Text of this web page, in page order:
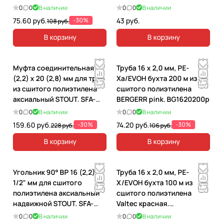
0 0 В наличии
75.60 руб.108 руб. -30%
В корзину
0 0 В наличии
43 руб.
В корзину
Муфта соединительная 16
(2,2) х 20 (2,8) мм для труб
из сшитого полиэтилена
аксиальный STOUT. SFA-
0004-002016
0 0 В наличии
159.60 руб.228 руб. -30%
В корзину
Труба 16 х 2,0 мм, PE-
Xa/EVOH бухта 200 м из
сшитого полиэтилена
BERGERR pink. BG1620200p
0 0 В наличии
74.20 руб.106 руб. -30%
В корзину
Угольник 90° ВР 16 (2,2) х
1/2" мм для сшитого
полиэтилена аксиальный
надвижной STOUT. SFA-
0006-001612
0 0 В наличии
Труба 16 х 2,0 мм, PE-
X/EVOH бухта 100 м из
сшитого полиэтилена
Valtec красная.
VP1620.3.100
0 0 В наличии